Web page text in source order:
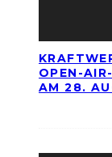
OPEN-
AM 28.